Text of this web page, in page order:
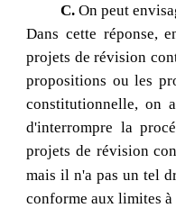
C.On peut
Dans cette réponse,
projets de révision
propositions ou les
constitutionnelle, on
d'interrompre la
projets de révision
mais il n'a pas un tel
conforme aux limites